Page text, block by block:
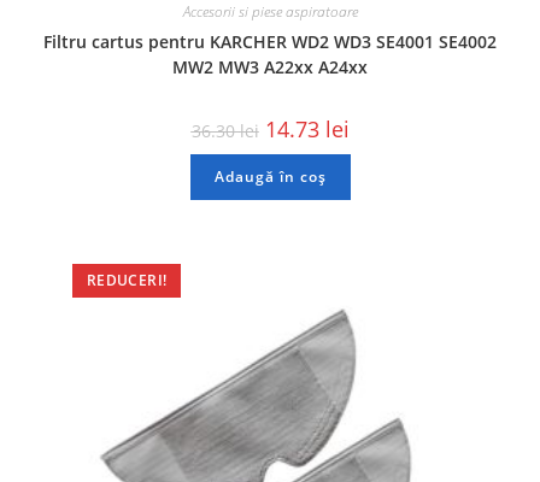
Accesorii si piese aspiratoare
Filtru cartus pentru KARCHER WD2 WD3 SE4001 SE4002
MW2 MW3 A22xx A24xx
36.30lei 14.73 lei
Adaugă în coș
REDUCERI!